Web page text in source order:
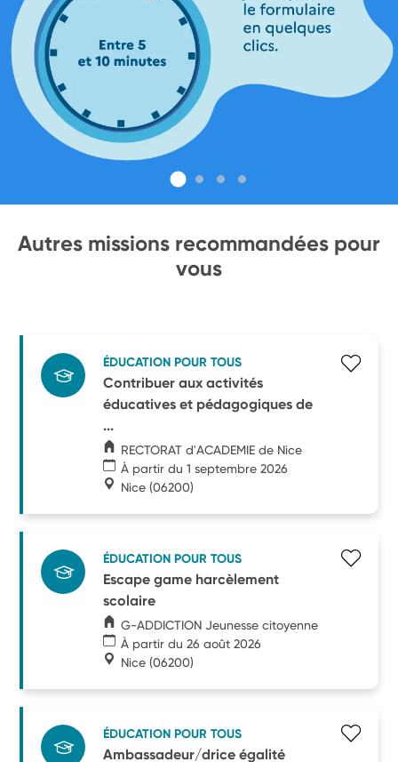
Autres missions recommandées pour
vous
ÉDUCATION POUR TOUS
Contribuer aux activités
éducatives et pédagogiques de
...
RECTORAT d'ACADEMIE de Nice
À partir du 1 septembre 2026
Nice (06200)
ÉDUCATION POUR TOUS
Escape game harcèlement
scolaire
G-ADDICTION Jeunesse citoyenne
À partir du 26 août 2026
Nice (06200)
ÉDUCATION POUR TOUS
Ambassadeur/drice égalité